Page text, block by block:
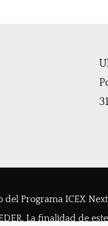
del Programa ICEX
La finalidad de